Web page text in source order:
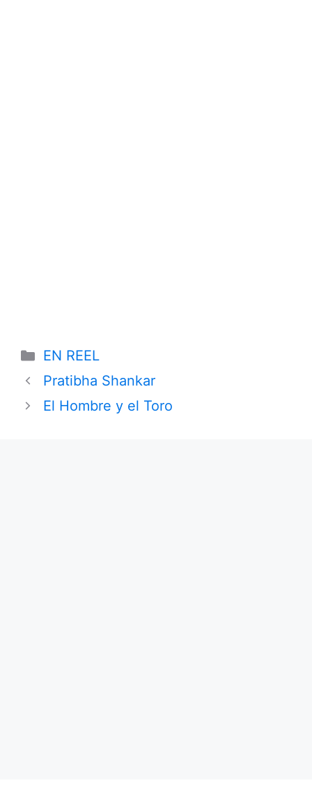
Categories
EN REEL
Pratibha Shankar
El Hombre y el Toro